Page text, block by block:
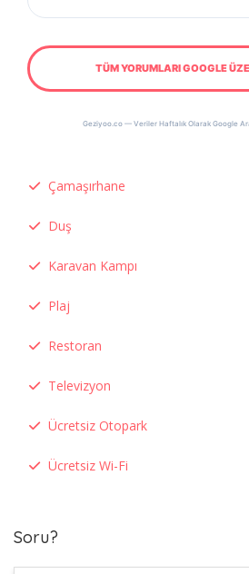
TÜM YORUMLARI GOOGLE
Geziyoo.co — Veriler Haftalık Olarak Google
Çamaşırhane
Duş
Karavan Kampı
Plaj
Restoran
Televizyon
Ücretsiz Otopark
Ücretsiz Wi-Fi
Soru?